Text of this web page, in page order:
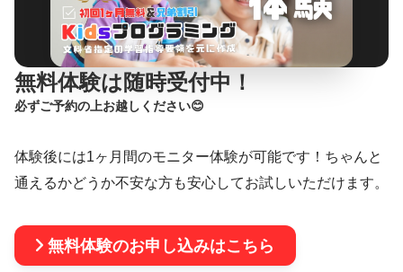
無料体験は随時受付中！
体験後には1ヶ月間のモニター体験が可能です！ちゃんと
通えるかどうか不安な方も安心してお試しいただけます。
無料体験のお申し込みはこちら